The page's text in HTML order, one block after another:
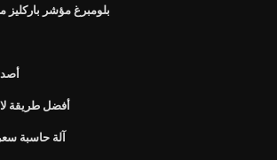
بلومبرغ مؤشر
أفضل طريقة لاستثمار
آلة حاسبة